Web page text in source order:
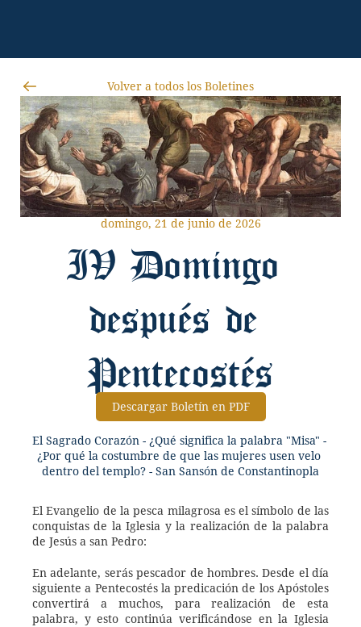
Volver a todos los Boletines
domingo, 21 de junio de 2026
IV Domingo
después de
Pentecostés
Descargar Boletín en PDF
El Sagrado Corazón - ¿Qué significa la palabra "Misa" -
¿Por qué la costumbre de que las mujeres usen velo
dentro del templo? - San Sansón de Constantinopla
El Evangelio de la pesca milagrosa es el símbolo de las
conquistas de la Iglesia y la realización de la palabra
de Jesús a san Pedro:
En adelante, serás pescador de hombres. Desde el día
siguiente a Pentecostés la predicación de los Apóstoles
convertirá a muchos, para realización de esta
palabra, y esto continúa verificándose en la Iglesia